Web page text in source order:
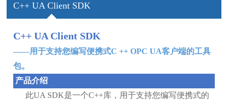
C++ UA Client SDK
C++ UA Client SDK
——用于支持您编写便携式C ++ OPC UA客户端的工具
包。
产品介绍
此UA SDK是一个C++库，用于支持您编写便携式的